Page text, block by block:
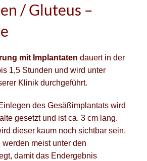
/ Gluteus –
mit Implantaten dauert in der
1,5 Stunden und wird unter
Klinik durchgeführt.
des Gesäßimplantats wird
gesetzt und ist ca. 3 cm lang.
dieser kaum noch sichtbar sein.
meist unter den
damit das Endergebnis